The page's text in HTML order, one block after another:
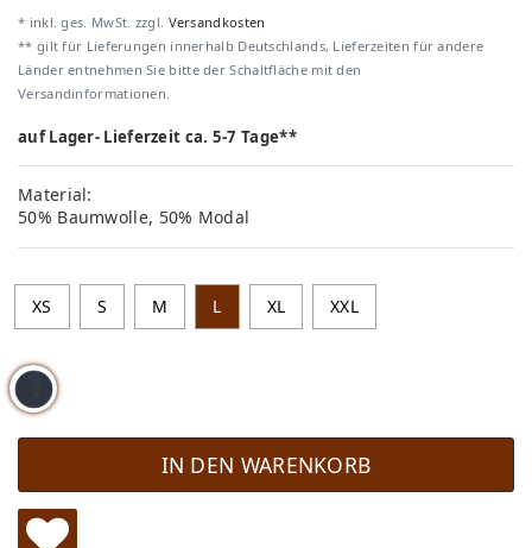
* inkl. ges. MwSt. zzgl. Versandkosten
** gilt für Lieferungen innerhalb Deutschlands, Lieferzeiten für andere
Länder entnehmen Sie bitte der Schaltfläche mit den
Versandinformationen.
auf Lager- Lieferzeit ca. 5-7 Tage**
Material:
50% Baumwolle, 50% Modal
XS S M L XL XXL
IN DEN WARENKORB